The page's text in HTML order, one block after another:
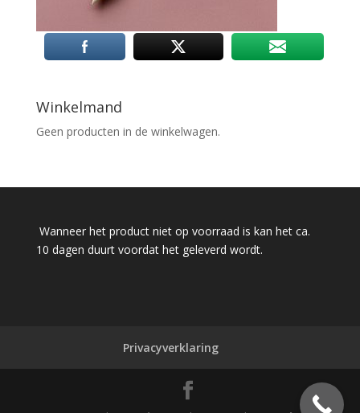
Winkelmand
Geen producten in de winkelwagen.
Wanneer het product niet op voorraad is kan het ca.
10 dagen duurt voordat het geleverd wordt.
Privacyverklaring